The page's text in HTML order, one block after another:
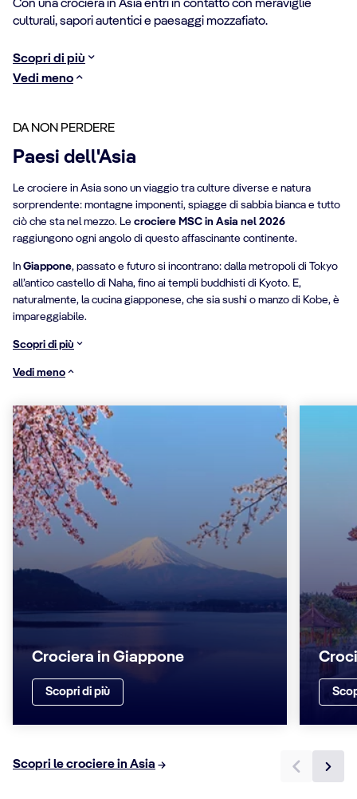
Con una crociera in Asia entri in contatto con meraviglie
culturali, sapori autentici e paesaggi mozzafiato.
Scopri di più
Vedi meno
DA NON PERDERE
Paesi dell'Asia
Le crociere in Asia sono un viaggio tra culture diverse e natura
sorprendente: montagne imponenti, spiagge di sabbia bianca e tutto
ciò che sta nel mezzo. Le crociere MSC in Asia nel 2026
raggiungono ogni angolo di questo affascinante continente.
In Giappone, passato e futuro si incontrano: dalla metropoli di Tokyo
all’antico castello di Naha, fino ai templi buddhisti di Kyoto. E,
naturalmente, la cucina giapponese, che sia sushi o manzo di Kobe, è
impareggiabile.
Scopri di più
Vedi meno
Crociera in Giappone
Scopri di più
Scopri le crociere in Asia